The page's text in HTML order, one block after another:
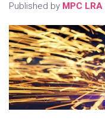
Published by MPC LRA